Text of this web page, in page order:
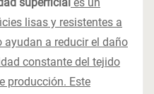
lisas y resistentes a
ayudan a reducir el daño
constante del tejido
producción. Este